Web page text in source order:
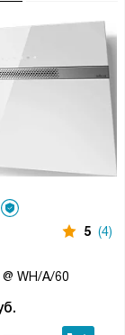
@ WH/A/60
5 (4)